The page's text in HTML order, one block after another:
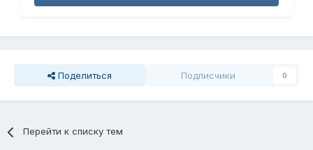
Поделиться Подписчики 0
Перейти к списку тем